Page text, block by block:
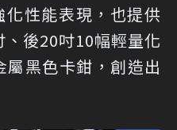
性能表現，也提供
後20吋10幅輕量化
黑色卡鉗，創造出